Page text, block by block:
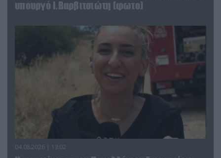
υπουργό Ι.Βαρβιτσιώτη (φωτο)
04.08.2026 | 13:02